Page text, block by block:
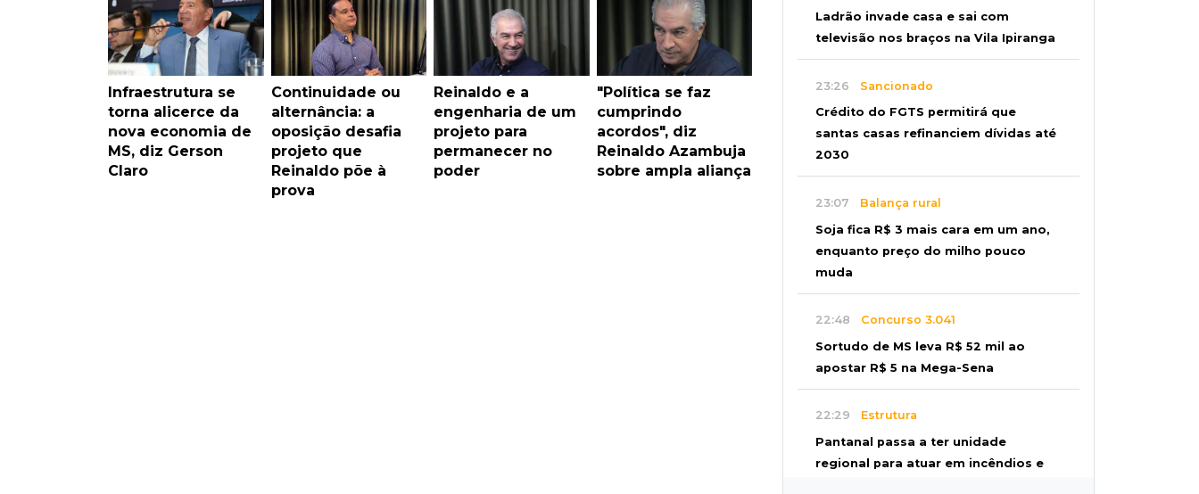
Infraestrutura se
torna alicerce da
nova economia de
MS, diz Gerson
Claro
Continuidade ou
alternância: a
oposição desafia
projeto que
Reinaldo põe à
prova
Reinaldo e a
engenharia de um
projeto para
permanecer no
poder
"Política se faz
cumprindo
acordos", diz
Reinaldo Azambuja
sobre ampla aliança
Ladrão invade casa e sai com
televisão nos braços na Vila Ipiranga
23:26 Sancionado
Crédito do FGTS permitirá que
santas casas refinanciem dívidas até
2030
23:07 Balança rural
Soja fica R$ 3 mais cara em um ano,
enquanto preço do milho pouco
muda
22:48 Concurso 3.041
Sortudo de MS leva R$ 52 mil ao
apostar R$ 5 na Mega-Sena
22:29 Estrutura
Pantanal passa a ter unidade
regional para atuar em incêndios e